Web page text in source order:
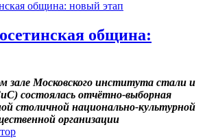
община:
зале Московского института стали и
состоялась отчётно-выборная
столичной национально-культурной
организации